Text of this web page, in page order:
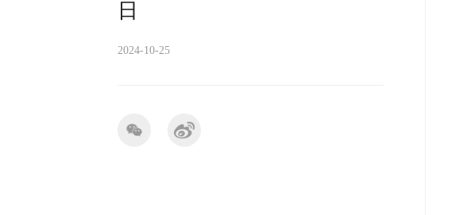
日
2024-10-25